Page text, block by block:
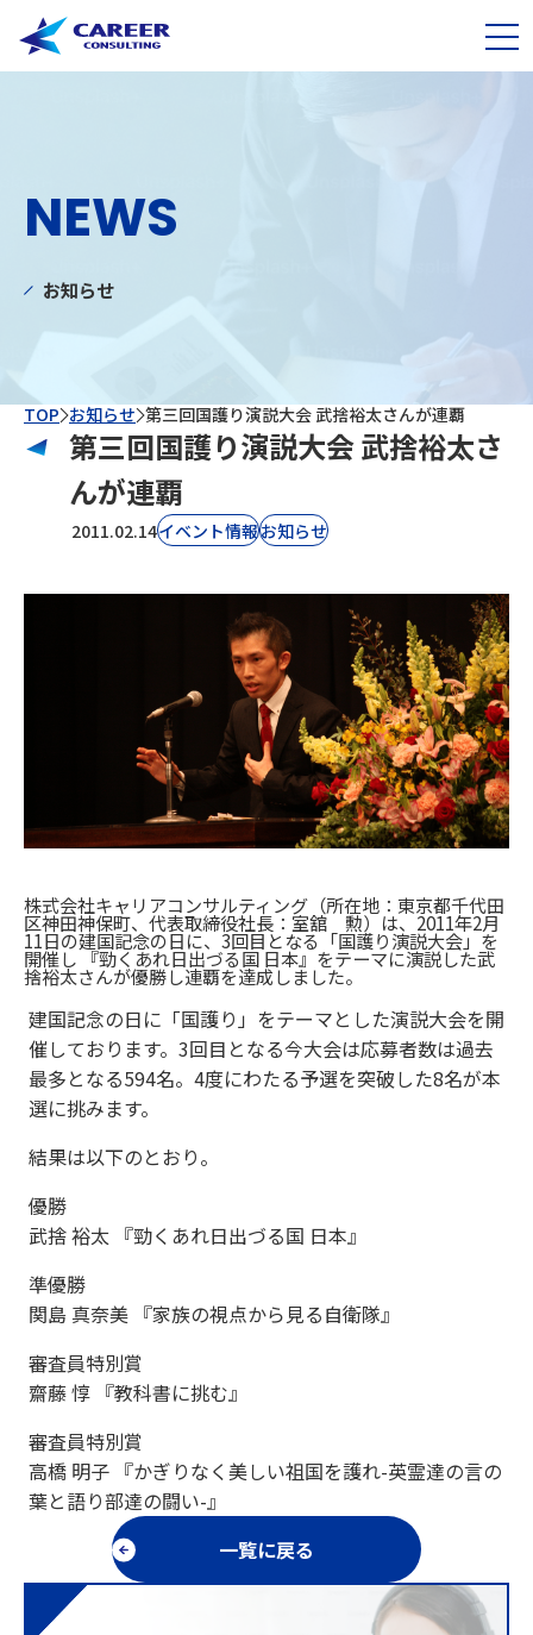
NEWS
お知らせ
TOP お知らせ 第三回国護り演説大会 武捨裕太さんが連覇
第三回国護り演説大会 武捨裕太さ
んが連覇
2011.02.14イベント情報お知らせ
株式会社キャリアコンサルティング（所在地：東京都千代田
区神田神保町、代表取締役社長：室舘 勲）は、2011年2月
11日の建国記念の日に、3回目となる「国護り演説大会」を
開催し 『勁くあれ日出づる国 日本』をテーマに演説した武
捨裕太さんが優勝し連覇を達成しました。
建国記念の日に「国護り」をテーマとした演説大会を開
催しております。3回目となる今大会は応募者数は過去
最多となる594名。4度にわたる予選を突破した8名が本
選に挑みます。
結果は以下のとおり。
優勝
武捨 裕太 『勁くあれ日出づる国 日本』
準優勝
関島 真奈美 『家族の視点から見る自衛隊』
審査員特別賞
齋藤 惇 『教科書に挑む』
審査員特別賞
高橋 明子 『かぎりなく美しい祖国を護れ-英霊達の言の
葉と語り部達の闘い-』
一覧に戻る